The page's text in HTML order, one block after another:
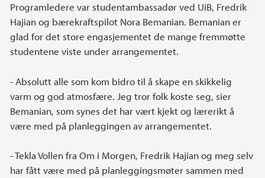
Programledere var studentambassadør ved UiB, Fredrik
Hajian og bærekraftspilot Nora Bemanian. Bemanian er
glad for det store engasjementet de mange fremmøtte
studentene viste under arrangementet.
- Absolutt alle som kom bidro til å skape en skikkelig
varm og god atmosfære. Jeg tror folk koste seg, sier
Bemanian, som synes det har vært kjekt og lærerikt å
være med på planleggingen av arrangementet.
- Tekla Vollen fra Om i Morgen, Fredrik Hajian og meg selv
har fått være med på planleggingsmøter sammen med